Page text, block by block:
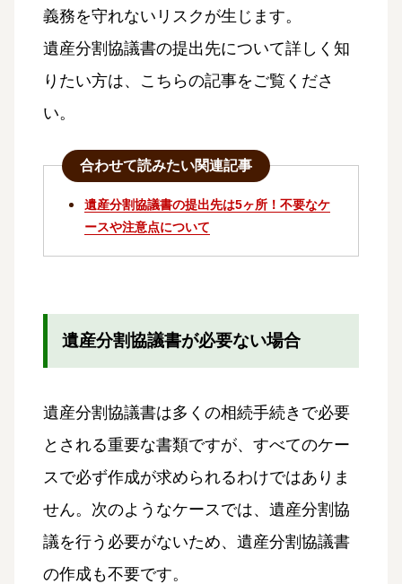
義務を守れないリスクが生じます。
遺産分割協議書の提出先について詳しく知
りたい方は、こちらの記事をご覧くださ
い。
合わせて読みたい関連記事
遺産分割協議書の提出先は5ヶ所！不要なケ
ースや注意点について
遺産分割協議書が必要ない場合
遺産分割協議書は多くの相続手続きで必要
とされる重要な書類ですが、すべてのケー
スで必ず作成が求められるわけではありま
せん。次のようなケースでは、遺産分割協
議を行う必要がないため、遺産分割協議書
の作成も不要です。